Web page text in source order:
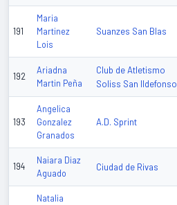
191
Maria
Martinez
Lois
Suanzes San Blas
192
Ariadna
Martin Peña
Club de Atletismo
Soliss San Ildefonso
193
Angelica
Gonzalez
Granados
A.D. Sprint
194
Naiara Diaz
Aguado
Ciudad de Rivas
Natalia